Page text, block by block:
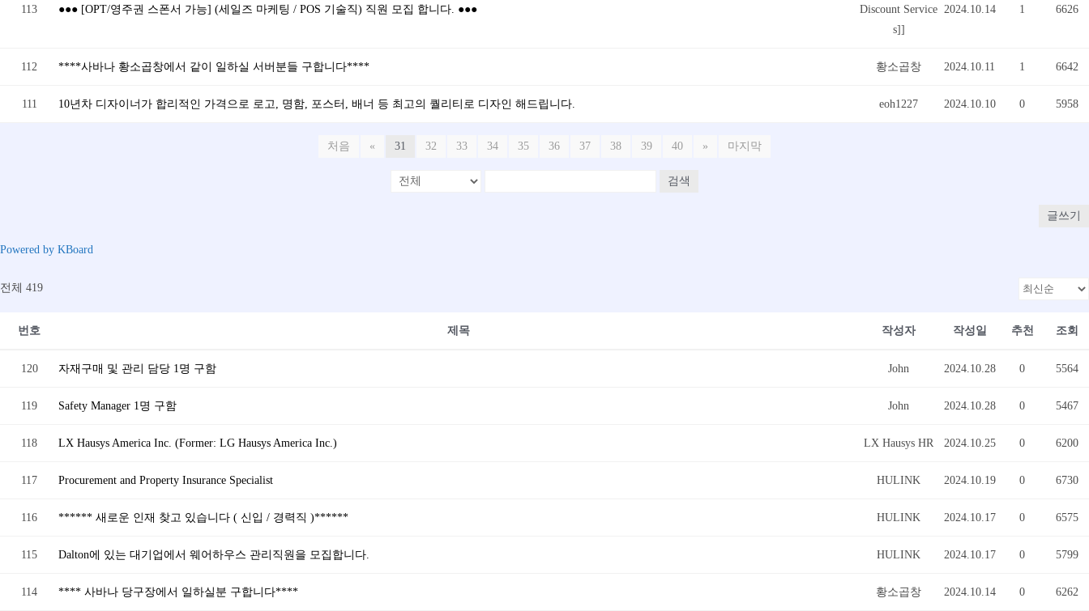
113 ●●● [OPT/영주권 스폰서 가능] (세일즈 마케팅 / POS 기술직) 직원 모집 합니다. ●●●
Discount Service
s]]
2024.10.14 1 6626
112 ****사바나 황소곱창에서 같이 일하실 서버분들 구합니다**** 황소곱창 2024.10.11 1 6642
111 10년차 디자이너가 합리적인 가격으로 로고, 명함, 포스터, 배너 등 최고의 퀄리티로 디자인 해드립니다. eoh1227 2024.10.10 0 5958
처음 « 31 32 33 34 35 36 37 38 39 40 » 마지막
검색
글쓰기
Powered by KBoard
전체 419
번호 제목 작성자 작성일 추천 조회
120 자재구매 및 관리 담당 1명 구함 John 2024.10.28 0 5564
119 Safety Manager 1명 구함 John 2024.10.28 0 5467
118 LX Hausys America Inc. (Former: LG Hausys America Inc.) LX Hausys HR 2024.10.25 0 6200
117 Procurement and Property Insurance Specialist HULINK 2024.10.19 0 6730
116 ****** 새로운 인재 찾고 있습니다 ( 신입 / 경력직 )****** HULINK 2024.10.17 0 6575
115 Dalton에 있는 대기업에서 웨어하우스 관리직원을 모집합니다. HULINK 2024.10.17 0 5799
114 **** 사바나 당구장에서 일하실분 구합니다**** 황소곱창 2024.10.14 0 6262